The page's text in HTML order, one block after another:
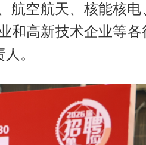
航空航天、核能核电
和高新技术企业等各
。